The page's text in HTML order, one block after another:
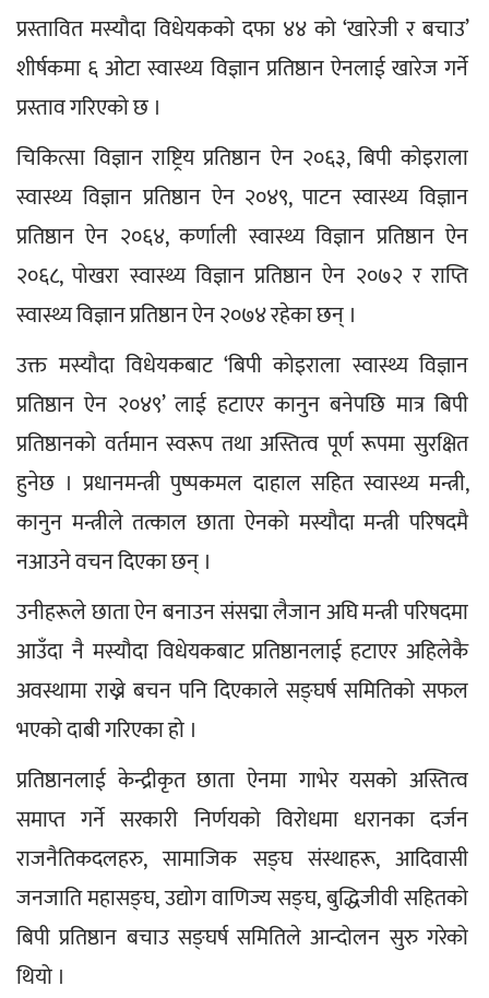
प्रस्तावित मस्यौदा विधेयकको दफा ४४ को ‘खारेजी र बचाउ’
शीर्षकमा ६ ओटा स्वास्थ्य विज्ञान प्रतिष्ठान ऐनलाई खारेज गर्ने
प्रस्ताव गरिएको छ ।
चिकित्सा विज्ञान राष्ट्रिय प्रतिष्ठान ऐन २०६३, बिपी कोइराला
स्वास्थ्य विज्ञान प्रतिष्ठान ऐन २०४९, पाटन स्वास्थ्य विज्ञान
प्रतिष्ठान ऐन २०६४, कर्णाली स्वास्थ्य विज्ञान प्रतिष्ठान ऐन
२०६८, पोखरा स्वास्थ्य विज्ञान प्रतिष्ठान ऐन २०७२ र राप्ति
स्वास्थ्य विज्ञान प्रतिष्ठान ऐन २०७४ रहेका छन् ।
उक्त मस्यौदा विधेयकबाट ‘बिपी कोइराला स्वास्थ्य विज्ञान
प्रतिष्ठान ऐन २०४९’ लाई हटाएर कानुन बनेपछि मात्र बिपी
प्रतिष्ठानको वर्तमान स्वरूप तथा अस्तित्व पूर्ण रूपमा सुरक्षित
हुनेछ । प्रधानमन्त्री पुष्पकमल दाहाल सहित स्वास्थ्य मन्त्री,
कानुन मन्त्रीले तत्काल छाता ऐनको मस्यौदा मन्त्री परिषदमै
नआउने वचन दिएका छन् ।
उनीहरूले छाता ऐन बनाउन संसद्मा लैजान अघि मन्त्री परिषदमा
आउँदा नै मस्यौदा विधेयकबाट प्रतिष्ठानलाई हटाएर अहिलेकै
अवस्थामा राख्ने बचन पनि दिएकाले सङ्घर्ष समितिको सफल
भएको दाबी गरिएका हो ।
प्रतिष्ठानलाई केन्द्रीकृत छाता ऐनमा गाभेर यसको अस्तित्व
समाप्त गर्ने सरकारी निर्णयको विरोधमा धरानका दर्जन
राजनैतिकदलहरु, सामाजिक सङ्घ संस्थाहरू, आदिवासी
जनजाति महासङ्घ, उद्योग वाणिज्य सङ्घ, बुद्धिजीवी सहितको
बिपी प्रतिष्ठान बचाउ सङ्घर्ष समितिले आन्दोलन सुरु गरेको
थियो ।